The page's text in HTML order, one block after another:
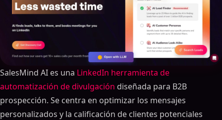
SalesMind AI es una LinkedIn herramienta de
automatización de divulgación diseñada para B2B
prospección. Se centra en optimizar los mensajes
personalizados y la calificación de clientes potenciales